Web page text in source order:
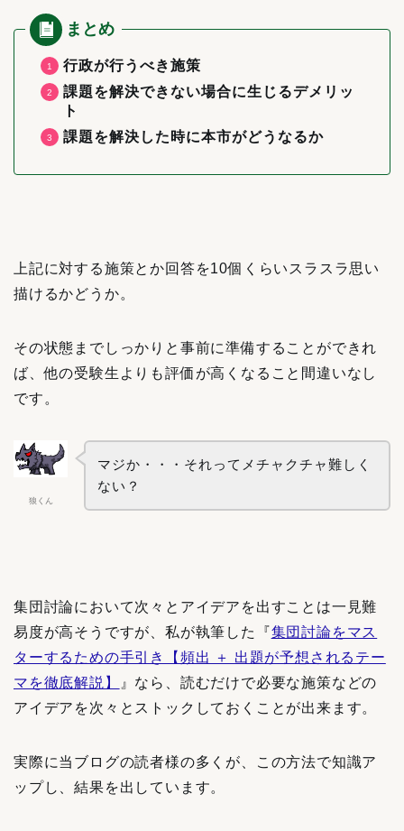
行政が行うべき施策
課題を解決できない場合に生じるデメリッ
ト
課題を解決した時に本市がどうなるか
上記に対する施策とか回答を10個くらいスラスラ思い
描けるかどうか。
その状態までしっかりと事前に準備することができれ
ば、他の受験生よりも評価が高くなること間違いなし
です。
狼くん
マジか・・・それってメチャクチャ難しく
ない？
集団討論において次々とアイデアを出すことは一見難
易度が高そうですが、私が執筆した『集団討論をマス
ターするための手引き【頻出 ＋ 出題が予想されるテー
マを徹底解説】
』なら、読むだけで必要な施策などの
アイデアを次々とストックしておくことが出来ます。
実際に当ブログの読者様の多くが、この方法で知識ア
ップし、結果を出しています。